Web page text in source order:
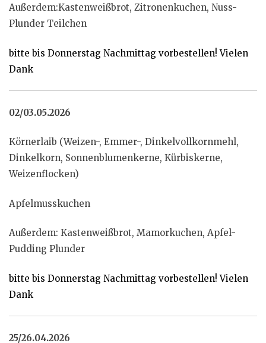
Außerdem:Kastenweißbrot, Zitronenkuchen, Nuss-
Plunder Teilchen
bitte bis Donnerstag Nachmittag vorbestellen! Vielen
Dank
02/03.05.2026
Körnerlaib (Weizen-, Emmer-, Dinkelvollkornmehl,
Dinkelkorn, Sonnenblumenkerne, Kürbiskerne,
Weizenflocken)
Apfelmusskuchen
Außerdem: Kastenweißbrot, Mamorkuchen, Apfel-
Pudding Plunder
bitte bis Donnerstag Nachmittag vorbestellen! Vielen
Dank
25/26.04.2026